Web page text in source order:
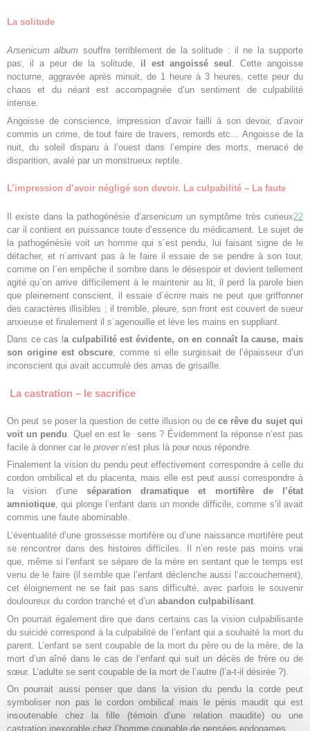
La solitude
Arsenicum album souffre terriblement de la solitude : il ne la supporte
pas, il a peur de la solitude, il est angoissé seul
. Cette angoisse
nocturne, aggravée après minuit, de 1 heure à 3 heures, cette peur du
chaos et du néant est accompagnée d’un sentiment de culpabilité
intense.
Angoisse de conscience, impression d’avoir failli à son devoir, d’avoir
commis un crime, de tout faire de travers, remords etc… Angoisse de la
nuit, du soleil disparu à l’ouest dans l’empire des morts, menacé de
disparition, avalé par un monstrueux reptile.
L’impression d’avoir négligé son devoir. La culpabilité – La faute
Il existe dans la pathogénésie d’arsenicum un symptôme très curieux22
car il contient en puissance toute d’essence du médicament. Le sujet de
la pathogénésie voit un homme qui s´est pendu, lui faisant signe de le
détacher, et n´arrivant pas à le faire il essaie de se pendre à son tour,
comme on l´en empêche il sombre dans le désespoir et devient tellement
agité qu´on arrive difficilement à le maintenir au lit, il perd la parole bien
que pleinement conscient, il essaie d´écrire mais ne peut que griffonner
des caractères illisibles ; il tremble, pleure, son front est couvert de sueur
anxieuse et finalement il s´agenouille et lève les mains en suppliant.
Dans ce cas l a culpabilité est évidente, on en connaît la cause, mais
son origine est obscure, comme si elle surgissait de l’épaisseur d’un
inconscient qui avait accumulé des amas de grisaille.
La castration – le sacrifice
On peut se poser la question de cette illusion ou de ce rêve du sujet qui
voit un pendu . Quel en est le sens ? Évidemment la réponse n’est pas
facile à donner car le provern’est plus là pour nous répondre.
Finalement la vision du pendu peut effectivement correspondre à celle du
cordon ombilical et du placenta, mais elle est peut aussi correspondre à
la vision d’une séparation dramatique et mortifère de l’état
amniotique, qui plonge l’enfant dans un monde difficile, comme s’il avait
commis une faute abominable.
L’éventualité d’une grossesse mortifère ou d’une naissance mortifère peut
se rencontrer dans des histoires difficiles. Il n’en reste pas moins vrai
que, même si l’enfant se sépare de la mère en sentant que le temps est
venu de le faire (il semble que l’enfant déclenche aussi l’accouchement),
cet éloignement ne se fait pas sans difficulté, avec parfois le souvenir
douloureux du cordon tranché et d’un abandon culpabilisant.
On pourrait également dire que dans certains cas la vision culpabilisante
du suicidé correspond à la culpabilité de l’enfant qui a souhaité la mort du
parent. L’enfant se sent coupable de la mort du père ou de la mère, de la
mort d’un aîné dans le cas de l’enfant qui suit un décès de frère ou de
sœur. L’adulte se sent coupable de la mort de l’autre (l’a-t-il désirée ?).
On pourrait aussi penser que dans la vision du pendu la corde peut
symboliser non pas le cordon ombilical mais le pénis maudit qui est
insoutenable chez la fille (témoin d’une relation maudite) ou une
castration inexorable chez l’homme coupable de pensées endogames.